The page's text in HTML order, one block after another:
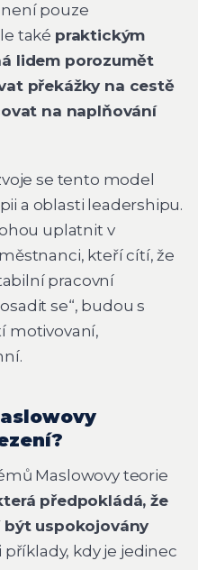
pouze
také praktickým
lidem porozumět
překážky na cestě
na naplňování
se tento model
a oblasti leadershipu.
uplatnit v
kteří cítí, že
pracovní
se“, budou s
motivovaní,
Maslowovy teorie
předpokládá, že
uspokojovány
kdy je jedinec